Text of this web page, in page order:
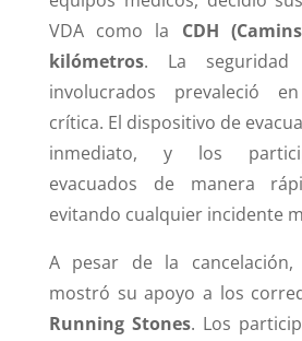
VDA como la CDH
kilómetros. La
involucrados prevaleció
crítica. El dispositivo de
inmediato, y los
evacuados de manera
evitando cualquier incidente
A pesar de la cancelación,
mostró su apoyo a los
Running Stones. Los